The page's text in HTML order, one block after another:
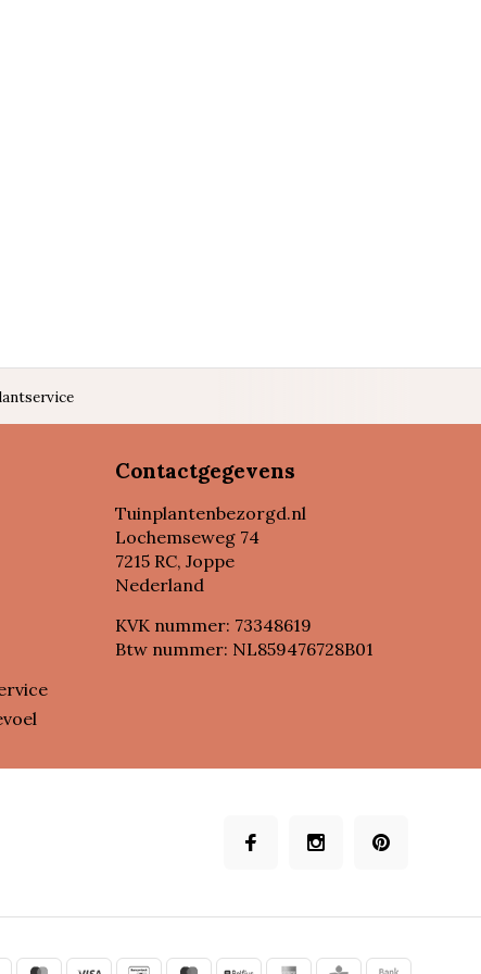
Contactgegevens
Tuinplantenbezorgd.nl
Lochemseweg 74
7215 RC, Joppe
Nederland
KVK nummer: 73348619
Btw nummer: NL859476728B01